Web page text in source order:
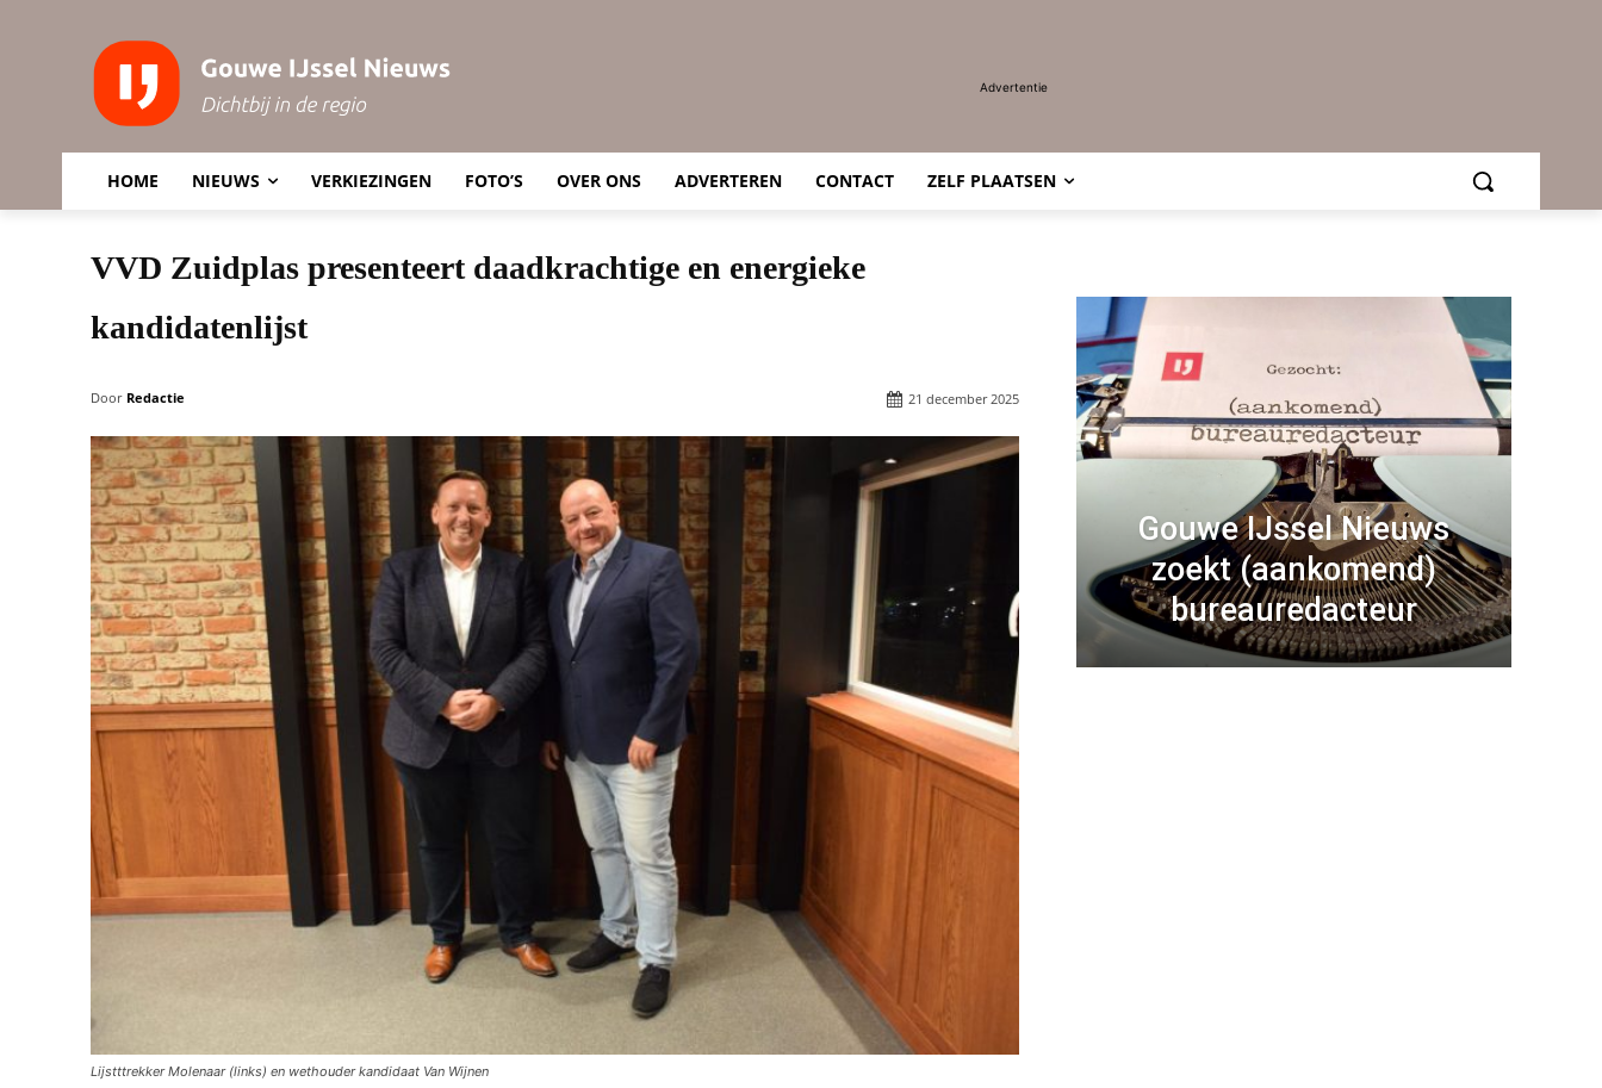
Advertentie
HOME NIEUWS VERKIEZINGEN FOTO’S OVER ONS ADVERTEREN CONTACT ZELF PLAATSEN
VVD Zuidplas presenteert daadkrachtige en energieke
kandidatenlijst
Door Redactie 21 december 2025
Lijstttrekker Molenaar (links) en wethouder kandidaat Van Wijnen
Gouwe IJssel Nieuws
zoekt (aankomend)
bureauredacteur